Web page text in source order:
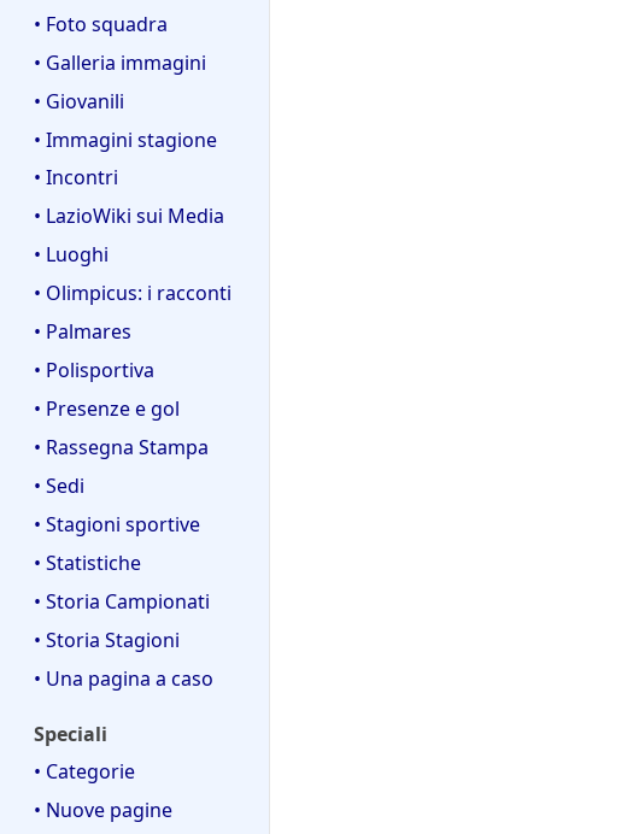
• Foto squadra
• Galleria immagini
• Giovanili
• Immagini stagione
• Incontri
• LazioWiki sui Media
• Luoghi
• Olimpicus: i racconti
• Palmares
• Polisportiva
• Presenze e gol
• Rassegna Stampa
• Sedi
• Stagioni sportive
• Statistiche
• Storia Campionati
• Storia Stagioni
• Una pagina a caso
Speciali
• Categorie
• Nuove pagine